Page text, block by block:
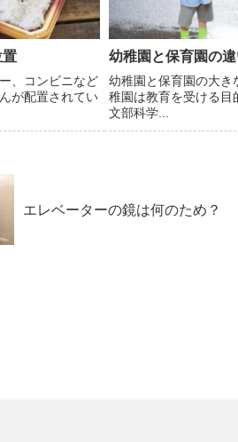
置
、コンビニなど
が配置されてい
幼稚園と保育園の
幼稚園と保育園の大き
稚園は教育を受ける目
文部科学...
エレベーターの鏡は何のため？